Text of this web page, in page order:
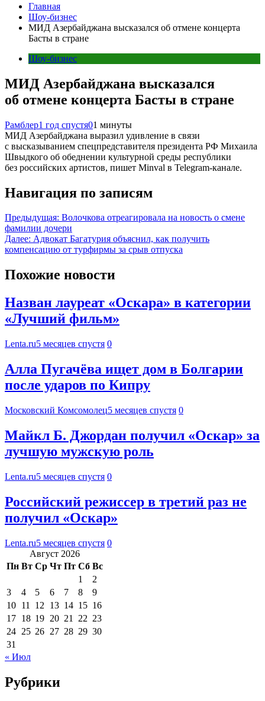
Главная
Шоу-бизнес
МИД Азербайджана высказался об отмене концерта
Басты в стране
Шоу-бизнес
МИД Азербайджана высказался
об отмене концерта Басты в стране
Рамблер1 год спустя01 минуты
МИД Азербайджана выразил удивление в связи
с высказыванием спецпредставителя президента РФ Михаила
Швыдкого об обеднении культурной среды республики
без российских артистов, пишет Minval в Telegram-канале.
Навигация по записям
Предыдущая: Волочкова отреагировала на новость о смене
фамилии дочери
Далее: Адвокат Багатурия объяснил, как получить
компенсацию от турфирмы за срыв отпуска
Похожие новости
Назван лауреат «Оскара» в категории
«Лучший фильм»
Lenta.ru5 месяцев спустя 0
Алла Пугачёва ищет дом в Болгарии
после ударов по Кипру
Московский Комсомолец5 месяцев спустя 0
Майкл Б. Джордан получил «Оскар» за
лучшую мужскую роль
Lenta.ru5 месяцев спустя 0
Российский режиссер в третий раз не
получил «Оскар»
Lenta.ru5 месяцев спустя 0
Август 2026
Пн Вт Ср Чт Пт Сб Вс
1
2
3
4 5 6 7 8
9
10 11 12 13 14 15 16
17 18 19 20 21 22 23
24 25 26 27 28 29 30
31
« Июл
Рубрики